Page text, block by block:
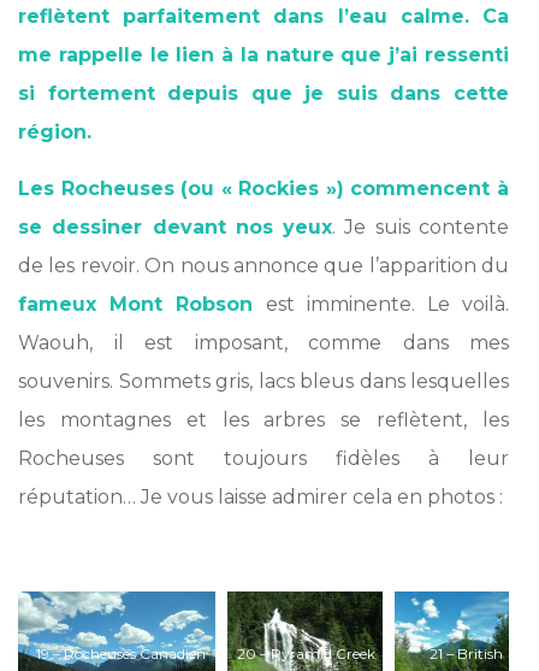
reflètent parfaitement dans l’eau calme. Ca
me rappelle le lien à la nature que j’ai ressenti
si fortement depuis que je suis dans cette
région.
Les Rocheuses (ou « Rockies ») commencent à
se dessiner devant nos yeux. Je suis contente
de les revoir. On nous annonce que l’apparition du
fameux Mont Robson est imminente. Le voilà.
Waouh, il est imposant, comme dans mes
souvenirs. Sommets gris, lacs bleus dans lesquelles
les montagnes et les arbres se reflètent, les
Rocheuses sont toujours fidèles à leur
réputation… Je vous laisse admirer cela en photos :
19 – Rocheuses Canadien
20 – Pyramid Creek
21 – British